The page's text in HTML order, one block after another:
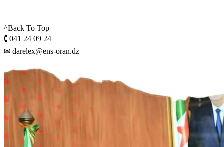
^Back To Top
🕻 041 24 09 24
✉ darelex@ens-oran.dz